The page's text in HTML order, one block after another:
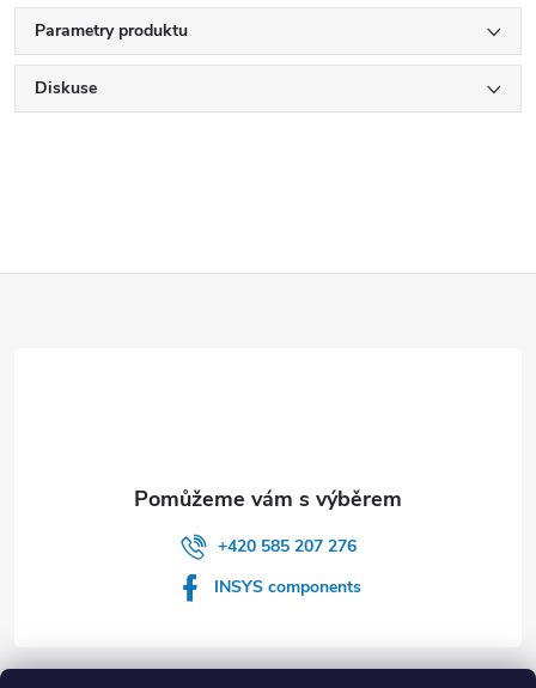
Parametry produktu
Diskuse
+420 585 207 276
INSYS components